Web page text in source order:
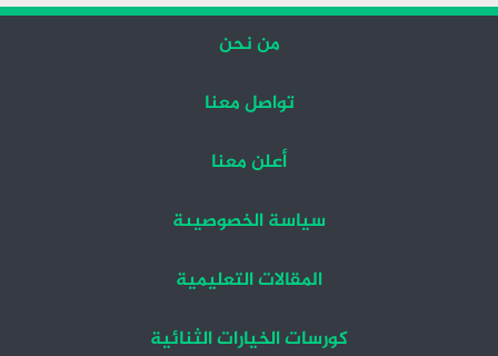
من نحن
تواصل معنا
أعلن معنا
سياسة الخصوصيىة
المقالات التعليمية
كورسات الخيارات الثنائية